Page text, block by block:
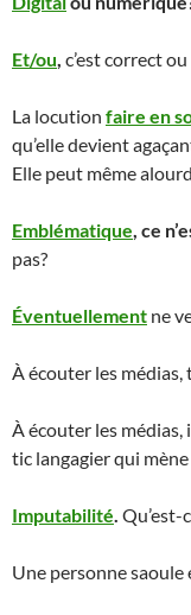
Et/ou, c’est correct ou
La locution faire en
qu’elle devient
Elle peut même
Emblématique, ce
pas?
Éventuellement ne
À écouter les médias,
À écouter les médias,
tic langagier qui
Imputabilité. Qu’est-
Une personne saoule